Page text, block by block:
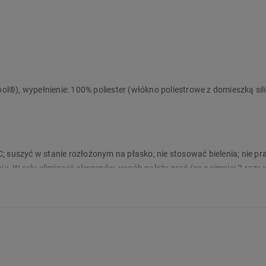
stosowany wspomagająco*) w zapobieganiu i łagodzeniu przebiegu
atopowe zapalenie skóry, innych chorób o podłożu alergicznym
Chorób i Problemów Zdrowotnych, ICD-10; odpowiednio: J30,
60°C
wypełnienie: 100% poliester (włókno poliestrowe z domieszką
suszyć w stanie rozłożonym na płasko; nie stosować bielenia; nie
W celu eliminacji alergenów, wyrób należy prać (co najmniej 2 razy
niskich temperatur (zamrażaniu), a także należy stosować
szczegóły produktu):